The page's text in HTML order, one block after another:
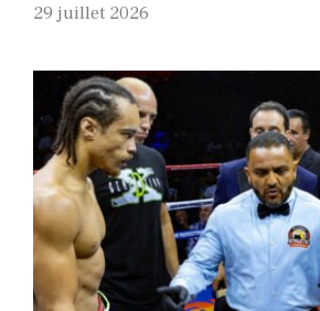
29 juillet 2026